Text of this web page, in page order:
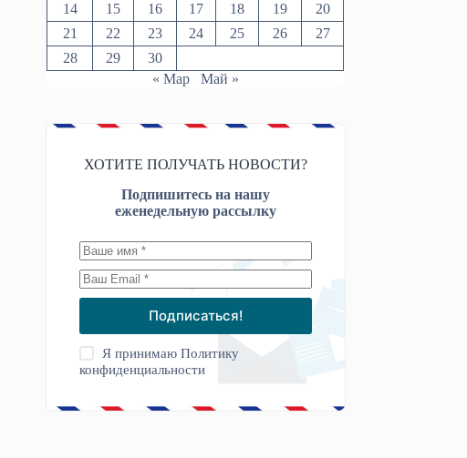
14
15 16 17 18 19
20
21
22 23 24 25 26
27
28
29
30
« Мар
Май »
ХОТИТЕ ПОЛУЧАТЬ НОВОСТИ?
Подпишитесь на нашу
еженедельную рассылку
Подписаться!
Я принимаюПолитику
конфиденциальности